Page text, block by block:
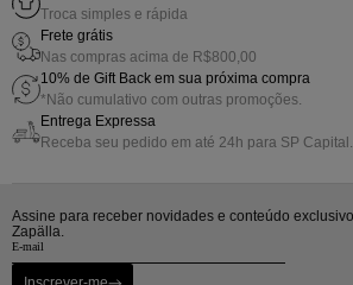
Troca simples e rápida
Frete grátis
Nas compras acima de R$800,00
10% de Gift Back em sua próxima compra
*Não cumulativo com outras promoções.
Entrega Expressa
Receba seu pedido em até 24h para SP Capital.
Assine para receber novidades e conteúdo exclusivo
Zapälla.